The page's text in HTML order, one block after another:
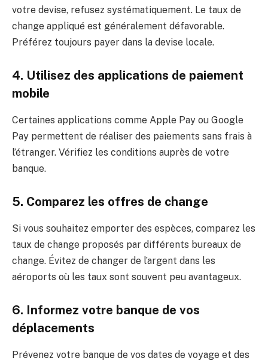
votre devise, refusez systématiquement. Le taux de
change appliqué est généralement défavorable.
Préférez toujours payer dans la devise locale.
4. Utilisez des applications de paiement
mobile
Certaines applications comme Apple Pay ou Google
Pay permettent de réaliser des paiements sans frais à
l’étranger. Vérifiez les conditions auprès de votre
banque.
5. Comparez les offres de change
Si vous souhaitez emporter des espèces, comparez les
taux de change proposés par différents bureaux de
change. Évitez de changer de l’argent dans les
aéroports où les taux sont souvent peu avantageux.
6. Informez votre banque de vos
déplacements
Prévenez votre banque de vos dates de voyage et des